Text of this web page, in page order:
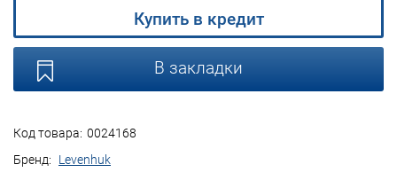
Код товара: 0024168
Бренд:
Levenhuk
Купить в кредит
В закладки